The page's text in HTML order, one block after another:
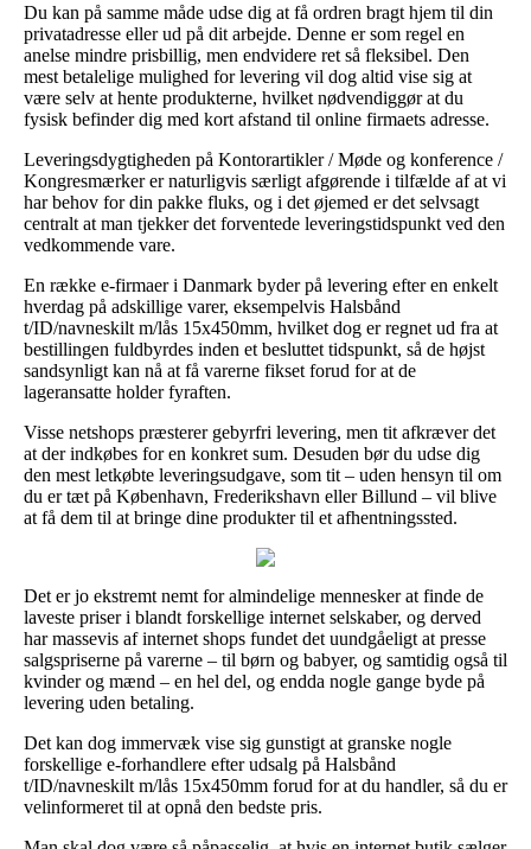
Du kan på samme måde udse dig at få ordren bragt hjem til din
privatadresse eller ud på dit arbejde. Denne er som regel en
anelse mindre prisbillig, men endvidere ret så fleksibel. Den
mest betalelige mulighed for levering vil dog altid vise sig at
være selv at hente produkterne, hvilket nødvendiggør at du
fysisk befinder dig med kort afstand til online firmaets adresse.
Leveringsdygtigheden på Kontorartikler / Møde og konference /
Kongresmærker er naturligvis særligt afgørende i tilfælde af at vi
har behov for din pakke fluks, og i det øjemed er det selvsagt
centralt at man tjekker det forventede leveringstidspunkt ved den
vedkommende vare.
En række e-firmaer i Danmark byder på levering efter en enkelt
hverdag på adskillige varer, eksempelvis Halsbånd
t/ID/navneskilt m/lås 15x450mm, hvilket dog er regnet ud fra at
bestillingen fuldbyrdes inden et besluttet tidspunkt, så de højst
sandsynligt kan nå at få varerne fikset forud for at de
lageransatte holder fyraften.
Visse netshops præsterer gebyrfri levering, men tit afkræver det
at der indkøbes for en konkret sum. Desuden bør du udse dig
den mest letkøbte leveringsudgave, som tit – uden hensyn til om
du er tæt på København, Frederikshavn eller Billund – vil blive
at få dem til at bringe dine produkter til et afhentningssted.
Det er jo ekstremt nemt for almindelige mennesker at finde de
laveste priser i blandt forskellige internet selskaber, og derved
har massevis af internet shops fundet det uundgåeligt at presse
salgspriserne på varerne – til børn og babyer, og samtidig også til
kvinder og mænd – en hel del, og endda nogle gange byde på
levering uden betaling.
Det kan dog immervæk vise sig gunstigt at granske nogle
forskellige e-forhandlere efter udsalg på Halsbånd
t/ID/navneskilt m/lås 15x450mm forud for at du handler, så du er
velinformeret til at opnå den bedste pris.